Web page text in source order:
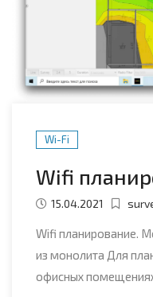
Wi-Fi
Wifi
15.04.2021
Wifi планирование.
из монолита Для
офисных